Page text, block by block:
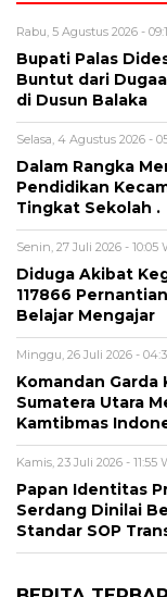
Rabu, 5 Agustus 2026 -
Bupati Palas
Buntut dari
di Dusun Balaka
Selasa, 4 Agustus 2026 -
Dalam Rangka
Pendidikan
Tingkat Sekolah .
Senin, 27 Juli 2026 - 10:05
Diduga Akibat
117866
Belajar Mengajar
Minggu, 26 Juli 2026 -
Komandan Garda
Sumatera Utara
Kamtibmas
Kamis, 23 Juli 2026 - 11:55
Papan Identitas
Serdang Dinilai
Standar SOP